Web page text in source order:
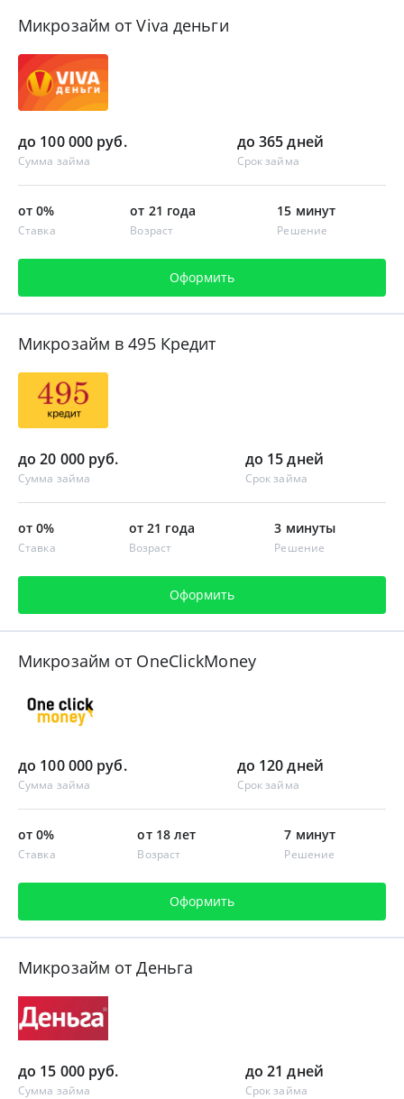
Микрозайм от Viva деньги
до 100 000 руб.
Сумма займа
до 365 дней
Срок займа
от 0%
Ставка
от 21 года
Возраст
15 минут
Решение
Оформить
Микрозайм в 495 Кредит
до 20 000 руб.
Сумма займа
до 15 дней
Срок займа
от 0%
Ставка
от 21 года
Возраст
3 минуты
Решение
Оформить
Микрозайм от OneClickMoney
до 100 000 руб.
Сумма займа
до 120 дней
Срок займа
от 0%
Ставка
от 18 лет
Возраст
7 минут
Решение
Оформить
Микрозайм от Деньга
до 15 000 руб.
Сумма займа
до 21 дней
Срок займа